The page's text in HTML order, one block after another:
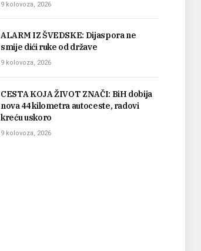
9 kolovoza, 2026
ALARM IZ ŠVEDSKE: Dijaspora ne
smije dići ruke od države
9 kolovoza, 2026
CESTA KOJA ŽIVOT ZNAČI: BiH dobija
nova 44 kilometra autoceste, radovi
kreću uskoro
9 kolovoza, 2026